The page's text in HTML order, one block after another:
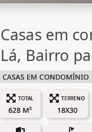
Casas em
Lá, Bairro
CASAS EM CONDOMÍNIO
TOTAL
628 M²
TERRENO
18X30